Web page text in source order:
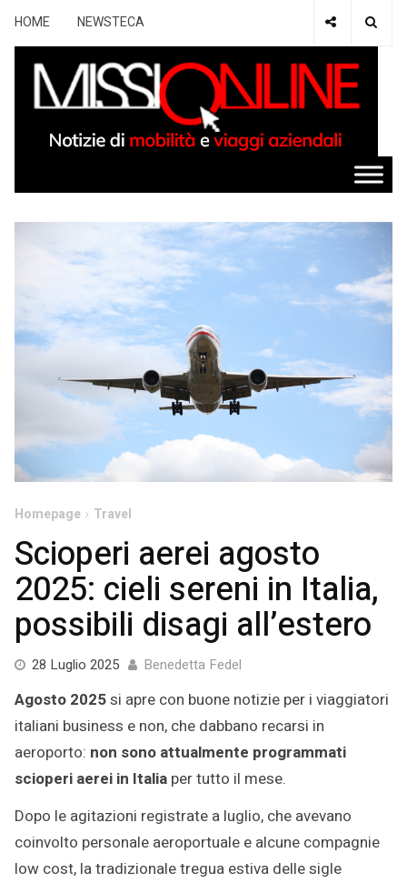
HOME NEWSTECA
Homepage Travel
Scioperi aerei agosto
2025: cieli sereni in Italia,
possibili disagi all’estero
28 Luglio 2025 Benedetta Fedel
Agosto 2025si apre con buone notizie per i viaggiatori
italiani business e non, che dabbano recarsi in
aeroporto: non sono attualmente programmati
scioperi aerei in Italia per tutto il mese.
Dopo le agitazioni registrate a luglio, che avevano
coinvolto personale aeroportuale e alcune compagnie
low cost, la tradizionale tregua estiva delle sigle